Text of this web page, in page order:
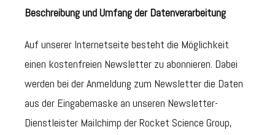
Beschreibung und Umfang der Datenverarbeitung
Auf unserer Internetseite besteht die Möglichkeit
einen kostenfreien Newsletter zu abonnieren. Dabei
werden bei der Anmeldung zum Newsletter die Daten
aus der Eingabemaske an unseren Newsletter-
Dienstleister Mailchimp der Rocket Science Group,